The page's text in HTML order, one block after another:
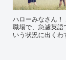
ハローみなさん
職場で、急遽英
いう状況に出く